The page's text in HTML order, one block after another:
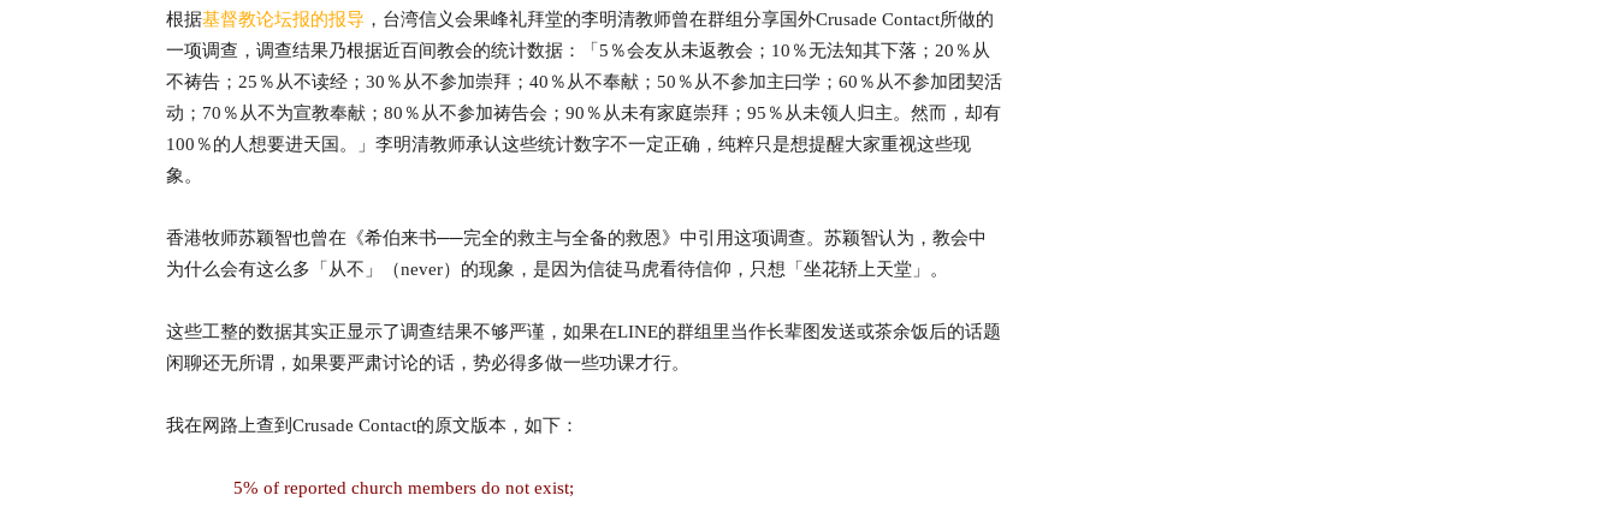
根据基督教论坛报的报导 ，台湾信义会果峰礼拜堂的李明清教师曾在群组分享国外Crusade Contact所做的
一项调查，调查结果乃根据近百间教会的统计数据：「5％会友从未返教会；10％无法知其下落；20％从
不祷告；25％从不读经；30％从不参加崇拜；40％从不奉献；50％从不参加主曰学；60％从不参加团契活
动；70％从不为宣教奉献；80％从不参加祷告会；90％从未有家庭崇拜；95％从未领人归主。然而，却有
100％的人想要进天国。」李明清教师承认这些统计数字不一定正确，纯粹只是想提醒大家重视这些现
象。
香港牧师苏颖智也曾在《希伯来书──完全的救主与全备的救恩》中引用这项调查。苏颖智认为，教会中
为什么会有这么多「从不」（never）的现象，是因为信徒马虎看待信仰，只想「坐花轿上天堂」。
这些工整的数据其实正显示了调查结果不够严谨，如果在LINE的群组里当作长辈图发送或茶余饭后的话题
闲聊还无所谓，如果要严肃讨论的话，势必得多做一些功课才行。
我在网路上查到Crusade Contact的原文版本，如下：
5% of reported church members do not exist;